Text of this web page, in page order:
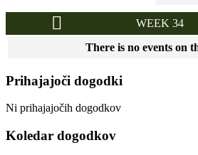
WEEK 34
There is no events on
Prihajajoči dogodki
Ni prihajajočih dogodkov
Koledar dogodkov